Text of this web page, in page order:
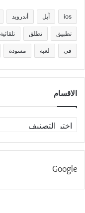
ios آبل أندرويد
تطبيق تطلق تلقائية
في لعبة مسودة
الاقسام
الاقسام
Google